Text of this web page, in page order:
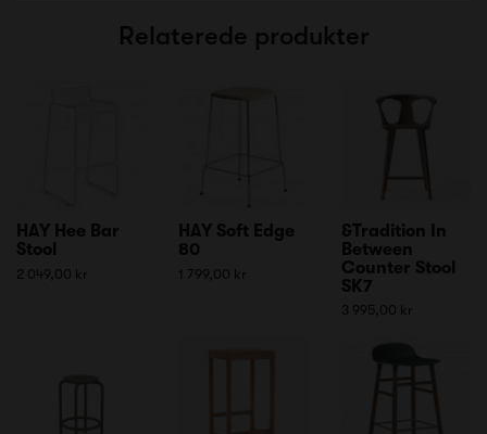
Relaterede produkter
HAY Hee Bar
Stool
2 049,00 kr
HAY Soft Edge
80
1 799,00 kr
&Tradition In
Between
Counter Stool
SK7
3 995,00 kr